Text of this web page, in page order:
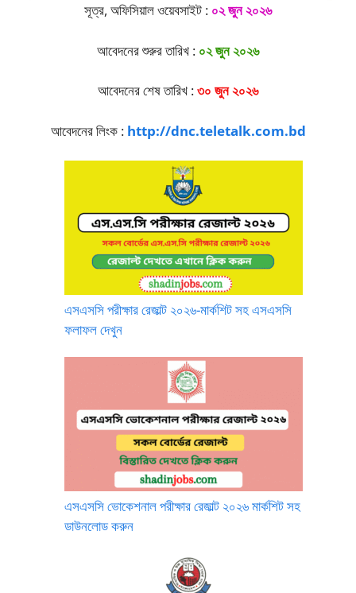
সূত্র, অফিসিয়াল ওয়েবসাইট : ০২ জুন ২০২৬
আবেদনের শুরুর তারিখ : ০২ জুন ২০২৬
আবেদনের শেষ তারিখ :৩০ জুন ২০২৬
আবেদনের লিংক : http://dnc.teletalk.com.bd
এসএসসি পরীক্ষার রেজাল্ট ২০২৬-মার্কশিট সহ এসএসসি
ফলাফল দেখুন
এসএসসি ভোকেশনাল পরীক্ষার রেজাল্ট ২০২৬ মার্কশিট সহ
ডাউনলোড করুন